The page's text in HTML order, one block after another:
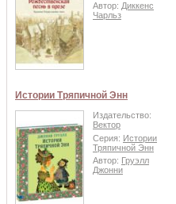
Автор: Диккенс
Чарльз
Истории Тряпичной Энн
Издательство:
Вектор
Серия: Истории
Тряпичной Энн
Автор: Груэлл
Джонни